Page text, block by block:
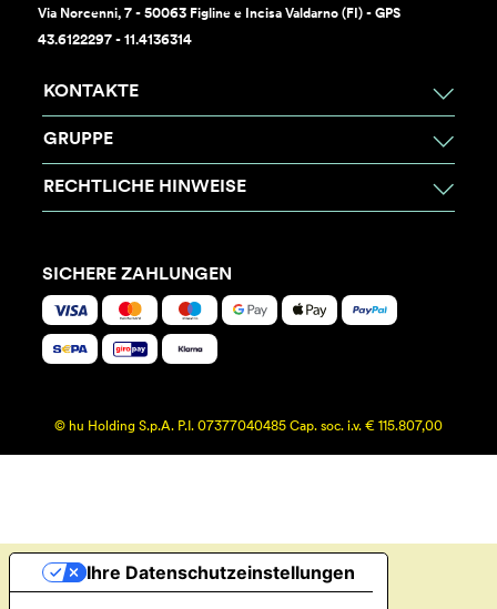
Via Norcenni, 7 - 50063 Figline e Incisa Valdarno (FI) - GPS
43.6122297 - 11.4136314
KONTAKTE
GRUPPE
RECHTLICHE HINWEISE
SICHERE ZAHLUNGEN
© hu Holding S.p.A. P.I. 07377040485 Cap. soc. i.v. € 115.807,00
Ihre Datenschutzeinstellungen